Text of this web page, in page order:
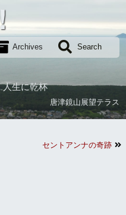
Archives Search
人生に乾杯
唐津鏡山展望テラス
ようとして苦戦セントアンナの奇跡